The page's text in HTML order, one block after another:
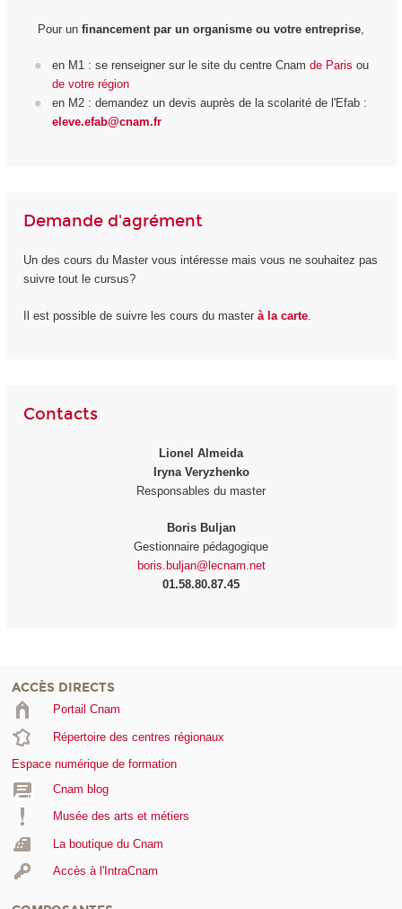
Pour un financement par un organisme ou votre entreprise
en M1 : se renseigner sur le site du centre Cnam de Paris ou
de votre région
en M2 : demandez un devis auprès de la scolarité de l'Efab :
eleve.efab@cnam.fr
Demande d'agrément
Un des cours du Master vous intéresse mais vous ne souhaitez pas
suivre tout le cursus?
Il est possible de suivre les cours du master à la carte.
Contacts
Lionel Almeida
Iryna Veryzhenko
Responsables du master
Boris Buljan
Gestionnaire pédagogique
boris.buljan@lecnam.net
01.58.80.87.45
ACCÈS DIRECTS
Portail Cnam
Répertoire des centres régionaux
Espace numérique de formation
Cnam blog
Musée des arts et métiers
La boutique du Cnam
Accès à l'IntraCnam